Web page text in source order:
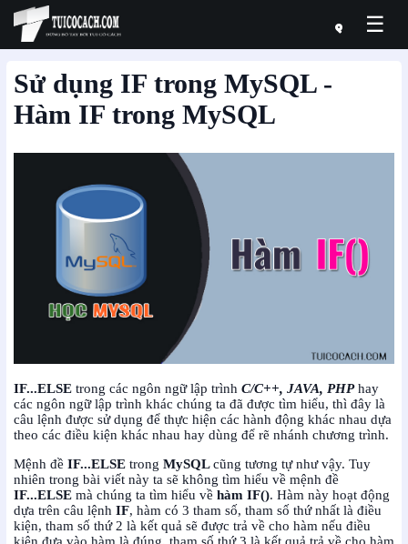
☰
Sử dụng IF trong MySQL -
Hàm IF trong MySQL
IF...ELSE trong các ngôn ngữ lập trình C/C++, JAVA, PHPhay
các ngôn ngữ lập trình khác chúng ta đã được tìm hiểu, thì đây là
câu lệnh được sử dụng để thực hiện các hành động khác nhau dựa
theo các điều kiện khác nhau hay dùng để rẽ nhánh chương trình.
Mệnh đề IF...ELSE trong MySQLcũng tương tự như vậy. Tuy
nhiên trong bài viết này ta sẽ không tìm hiểu về mệnh đề
IF...ELSE mà chúng ta tìm hiểu về hàm IF(). Hàm này hoạt động
dựa trên câu lệnh IF, hàm có 3 tham số, tham số thứ nhất là điều
kiện, tham số thứ 2 là kết quả sẽ được trả về cho hàm nếu điều